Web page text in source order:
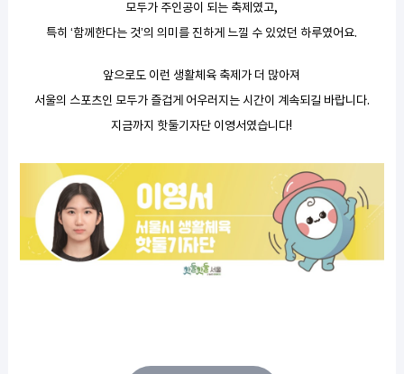
모두가 주인공이 되는 축제였고,
특히 ‘함께한다는 것’의 의미를 진하게 느낄 수 있었던 하루였어요.
앞으로도 이런 생활체육 축제가 더 많아져
서울의 스포츠인 모두가 즐겁게 어우러지는 시간이 계속되길 바랍니다.
지금까지 핫둘기자단 이영서였습니다!